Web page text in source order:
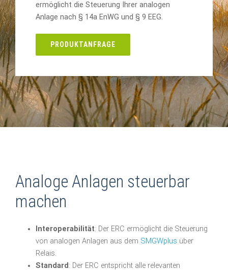
ermöglicht die Steuerung Ihrer analogen
Anlage nach § 14a EnWG und § 9 EEG.
PRODUKTANFRAGE
Analoge Anlagen steuerbar
machen
Interoperabilität: Der ERC ermöglicht die Steuerung
von analogen Anlagen aus dem SMGWplus über
Relais.
Standard : Der ERC entspricht alle relevanten